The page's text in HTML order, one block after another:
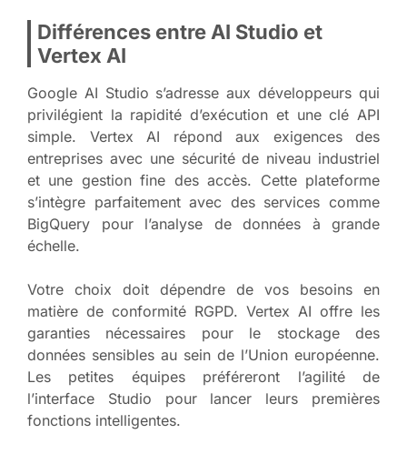
Différences entre AI Studio et
Vertex AI
Google AI Studio s’adresse aux développeurs qui
privilégient la rapidité d’exécution et une clé API
simple. Vertex AI répond aux exigences des
entreprises avec une sécurité de niveau industriel
et une gestion fine des accès. Cette plateforme
s’intègre parfaitement avec des services comme
BigQuery pour l’analyse de données à grande
échelle.
Votre choix doit dépendre de vos besoins en
matière de conformité RGPD. Vertex AI offre les
garanties nécessaires pour le stockage des
données sensibles au sein de l’Union européenne.
Les petites équipes préféreront l’agilité de
l’interface Studio pour lancer leurs premières
fonctions intelligentes.